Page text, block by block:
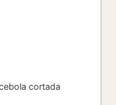
cortada